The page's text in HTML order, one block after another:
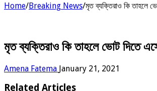
Home/Breaking News/মৃত ব্যক্তিরাও কি তাহলে
মৃত ব্যক্তিরাও কি তাহলে ভোট দিতে
Amena Fatema January 21, 2021
Related Articles